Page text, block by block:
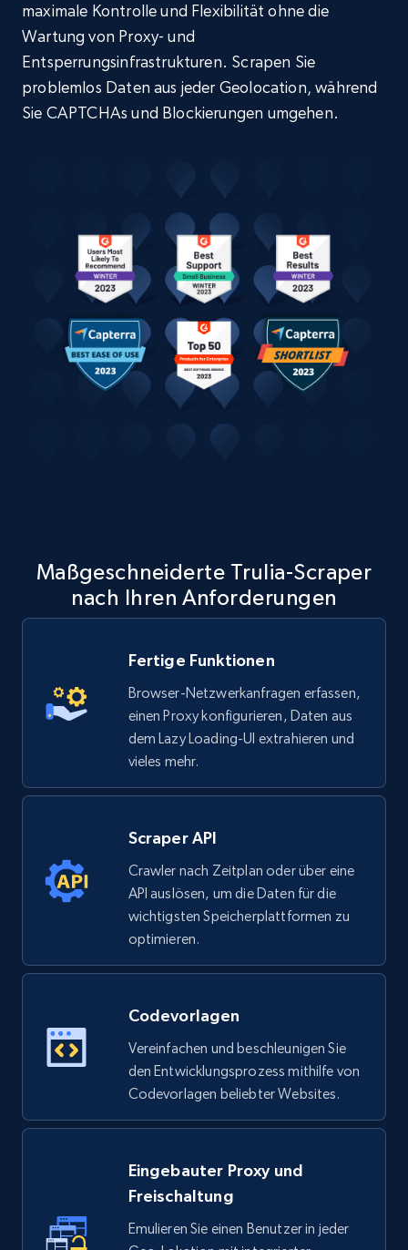
maximale Kontrolle und Flexibilität ohne die
Wartung von Proxy- und
Entsperrungsinfrastrukturen. Scrapen Sie
problemlos Daten aus jeder Geolocation, während
Sie CAPTCHAs und Blockierungen umgehen.
Maßgeschneiderte Trulia-Scraper
nach Ihren Anforderungen
Fertige Funktionen
Browser-Netzwerkanfragen erfassen,
einen Proxy konfigurieren, Daten aus
dem Lazy Loading-UI extrahieren und
vieles mehr.
Scraper API
Crawler nach Zeitplan oder über eine
API auslösen, um die Daten für die
wichtigsten Speicherplattformen zu
optimieren.
Codevorlagen
Vereinfachen und beschleunigen Sie
den Entwicklungsprozess mithilfe von
Codevorlagen beliebter Websites.
Eingebauter Proxy und
Freischaltung
Emulieren Sie einen Benutzer in jeder